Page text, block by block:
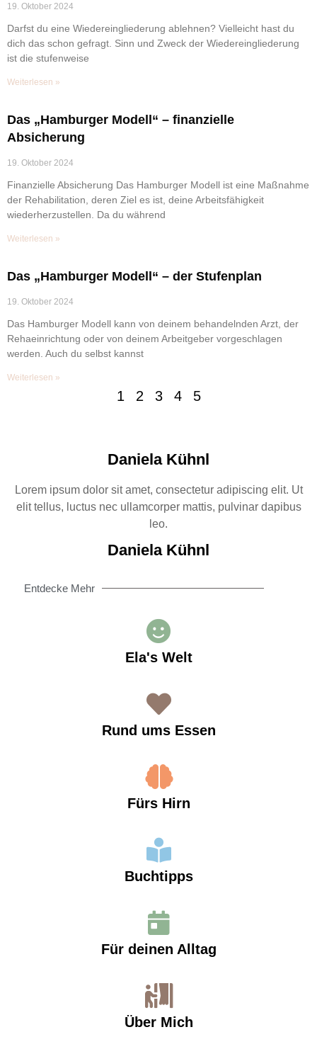
19. Oktober 2024
Darfst du eine Wiedereingliederung ablehnen? Vielleicht hast du
dich das schon gefragt. Sinn und Zweck der Wiedereingliederung
ist die stufenweise
Weiterlesen »
Das „Hamburger Modell“ – finanzielle
Absicherung
19. Oktober 2024
Finan­zielle Absicherung Das Hamburger Modell ist eine Maßnahme
der Rehabilitation, deren Ziel es ist, deine Arbeitsfähigkeit
wiederherzustellen. Da du während
Weiterlesen »
Das „Hamburger Modell“ – der Stufenplan
19. Oktober 2024
Das Hamburger Modell kann von deinem behandelnden Arzt, der
Rehaeinrichtung oder von deinem Arbeitgeber vorgeschlagen
werden. Auch du selbst kannst
Weiterlesen »
1 2 3 4 5
Daniela Kühnl
Lorem ipsum dolor sit amet, consectetur adipiscing elit. Ut
elit tellus, luctus nec ullamcorper mattis, pulvinar dapibus
leo.
Daniela Kühnl
Entdecke Mehr
Ela's Welt
Rund ums Essen
Fürs Hirn
Buchtipps
Für deinen Alltag
Über Mich